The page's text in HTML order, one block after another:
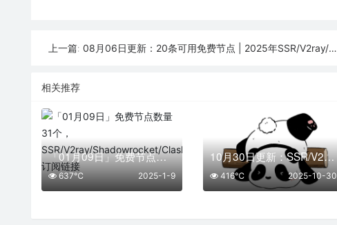
上一篇: 08月06日更新：20条可用免费节点 | 2025年SSR/V2ray/Clash订阅链接
相关推荐
「01月09日」免费节点数量31个，SSR/V2ray/Shadowrocket/Clash订阅链接
2025-1-9
637℃
10月30日更新：SSR/V2Ray/Clash可用节点27条分享
2025-10-30
416℃